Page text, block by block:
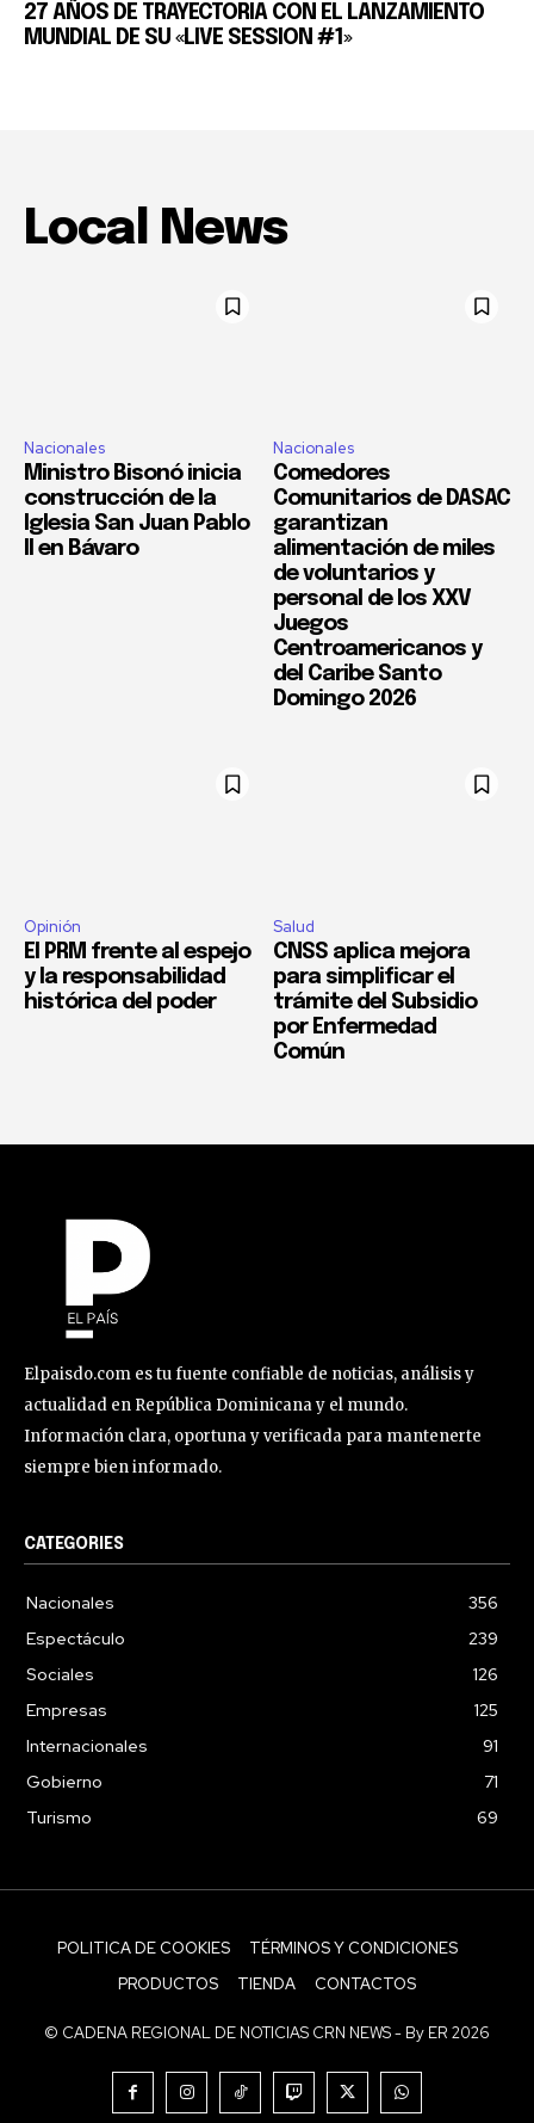
27 AÑOS DE TRAYECTORIA CON EL LANZAMIENTO
MUNDIAL DE SU «LIVE SESSION #1»
Local News
Nacionales
Ministro Bisonó inicia
construcción de la
Iglesia San Juan Pablo
II en Bávaro
Nacionales
Comedores
Comunitarios de DASAC
garantizan
alimentación de miles
de voluntarios y
personal de los XXV
Juegos
Centroamericanos y
del Caribe Santo
Domingo 2026
Opinión
El PRM frente al espejo
y la responsabilidad
histórica del poder
Salud
CNSS aplica mejora
para simplificar el
trámite del Subsidio
por Enfermedad
Común
Elpaisdo.com es tu fuente confiable de noticias, análisis y
actualidad en República Dominicana y el mundo.
Información clara, oportuna y verificada para mantenerte
siempre bien informado.
CATEGORIES
Nacionales
356
Espectáculo
239
Sociales
126
Empresas
125
Internacionales
91
Gobierno
71
Turismo
69
POLITICA DE COOKIES
TÉRMINOS Y CONDICIONES
PRODUCTOS
TIENDA CONTACTOS
© CADENA REGIONAL DE NOTICIAS CRN NEWS - By ER 2026